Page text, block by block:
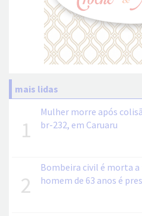
mais lidas
1
Mulher morre após
br-232, em Caruaru
2
Bombeira civil é morta a
homem de 63 anos é